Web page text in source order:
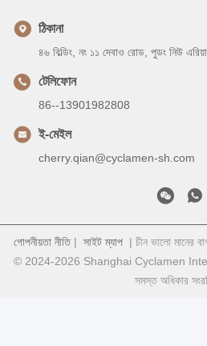
ঠিকানা
৪৬ বিল্ডিং, নং ১১ দেবাও রোড, পুডং নিউ এরিয়া
টেলিফোন
86--13901982808
ই-মেইল
cherry.qian@cyclamen-sh.com
গোপনীয়তা নীতি| সাইট ম্যাপ| চীন ভালো মানের
© 2024-2026 Shanghai Cyclamen
সমস্ত অধিকার